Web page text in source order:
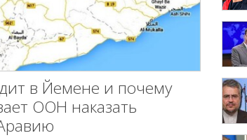
в Йемене и почему
ООН наказать